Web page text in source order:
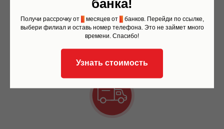
Беспроцентная рассрочка
Вы можете оплатить обучение в 3 или 4
банка!
Получи рассрочку от месяцев от
банков. Перейди по ссылке,
выбери филиал и оставь номер телефона. Это не займет много
времени. Спасибо!
Узнать стоимость